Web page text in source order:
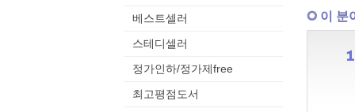
베스트셀러
스테디셀러
정가인하/정가제free
최고평점도서
이 분